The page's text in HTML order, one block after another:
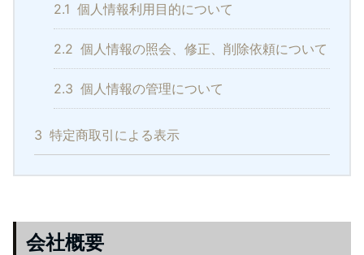
2.1 個人情報利用目的について
2.2 個人情報の照会、修正、削除依頼について
2.3 個人情報の管理について
3 特定商取引による表示
会社概要